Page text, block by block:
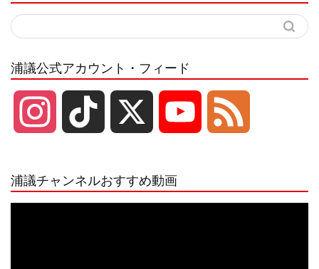
浦議公式アカウント・フィード
浦議チャンネルおすすめ動画